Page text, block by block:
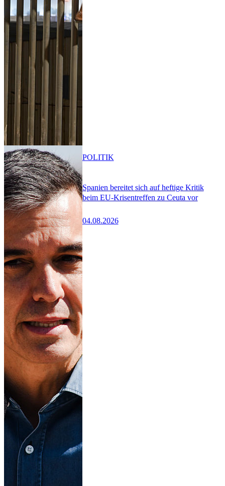
Spanien bereitet sich auf heftige Kritik
beim EU-Krisentreffen zu Ceuta vor
04.08.2026
POLITIK